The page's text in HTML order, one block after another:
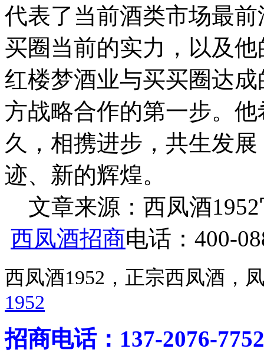
代表了当前酒类市场最
买圈当前的实力，以及
红楼梦酒业与买买圈达
方战略合作的第一步。
久，相携进步，共生发
迹、新的辉煌。
文章来源：西凤酒
西凤酒招商电话：400-
西凤酒1952，正宗西凤酒
1952
招商电话：137-2076-7752